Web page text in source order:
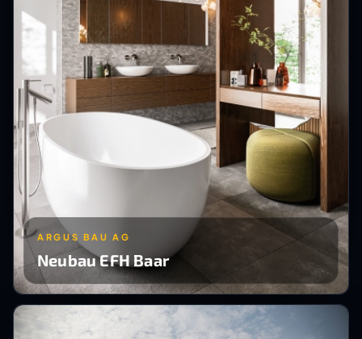
ARGUS BAU AG
Neubau EFH Baar